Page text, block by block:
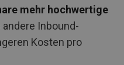
mehr hochwertige
Inbound-
Kosten pro